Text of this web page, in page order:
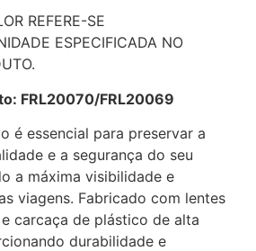
REFERE-SE
ESPECIFICADA NO
FRL20070/FRL20069
é essencial para preservar a
e a segurança do seu
a máxima visibilidade e
viagens. Fabricado com lentes
carcaça de plástico de alta
durabilidade e